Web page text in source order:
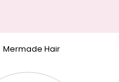
Mermade Hair